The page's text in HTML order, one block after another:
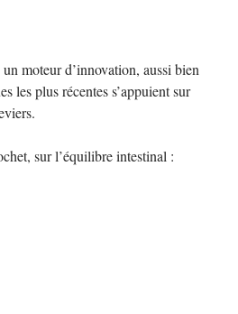
moteur d’innovation, aussi bien
les plus récentes s’appuient sur
sur l’équilibre intestinal :